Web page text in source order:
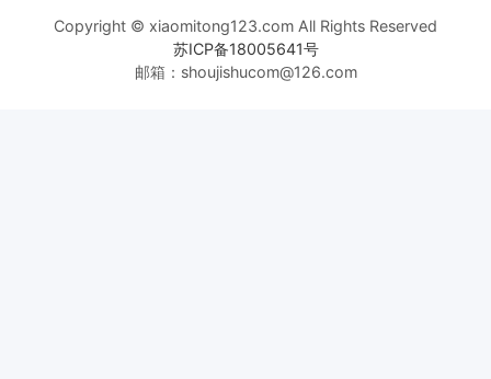
Copyright © xiaomitong123.com All Rights Reserved
苏ICP备18005641号
邮箱：shoujishucom@126.com